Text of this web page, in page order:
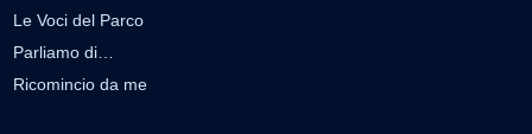
Le Voci del Parco
Parliamo di…
Ricomincio da me